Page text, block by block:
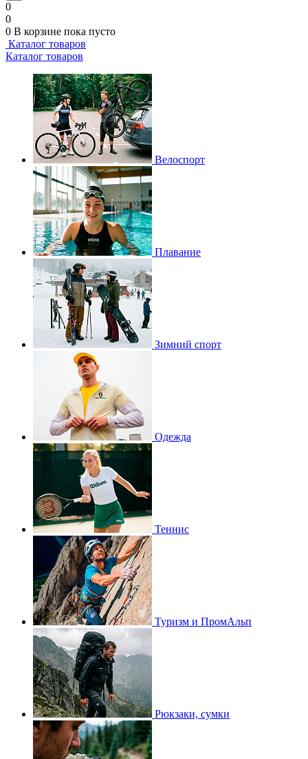
0
0
0 В корзине пока пусто
Каталог товаров
Каталог товаров
Велоспорт
Плавание
Зимний спорт
Одежда
Теннис
Туризм и ПромАльп
Рюкзаки, сумки